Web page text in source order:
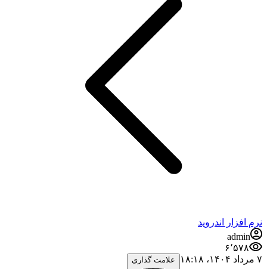
نرم افزار اندروید
admin
۶٬۵۷۸
۷ مرداد ۱۴۰۴،‏ ۱۸:۱۸
علامت گذاری